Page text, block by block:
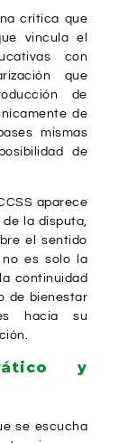
crítica que
vincula el
con
que
de
de
mismas
de
aparece
la disputa,
el sentido
es solo la
continuidad
de bienestar
hacia su
y
se escucha